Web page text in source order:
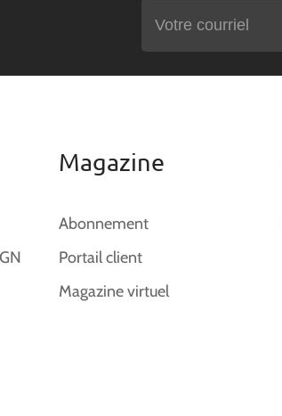
Magazine
Abonnement
Portail client
Magazine virtuel